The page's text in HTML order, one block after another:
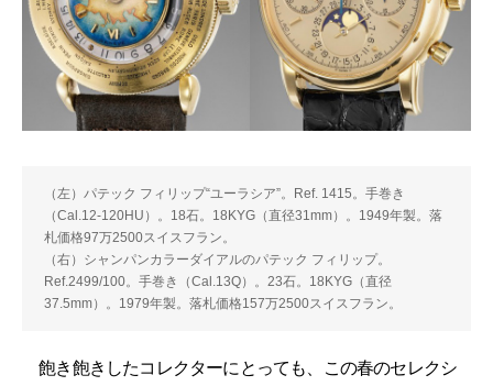
（左）パテック フィリップ“ユーラシア”。Ref. 1415。手巻き
（Cal.12-120HU）。18石。18KYG（直径31mm）。1949年製。落
札価格97万2500スイスフラン。
（右）シャンパンカラーダイアルのパテック フィリップ。
Ref.2499/100。手巻き（Cal.13Q）。23石。18KYG（直径
37.5mm）。1979年製。落札価格157万2500スイスフラン。
飽き飽きしたコレクターにとっても、この春のセレクシ